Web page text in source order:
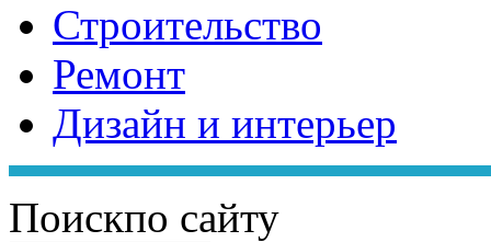
Строительство
Ремонт
Дизайн и интерьер
Поискпо сайту